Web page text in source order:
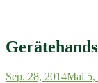
Sep. 28, 2014Mai 5,